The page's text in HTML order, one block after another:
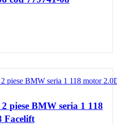
Facelift